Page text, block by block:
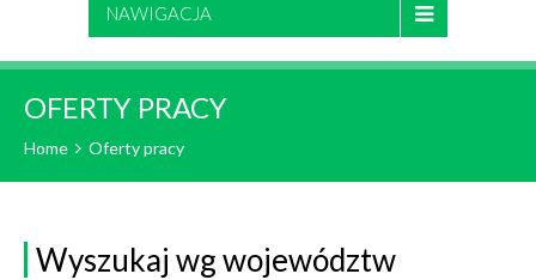
NAWIGACJA
OFERTY PRACY
Home Oferty pracy
Wyszukaj wg województw